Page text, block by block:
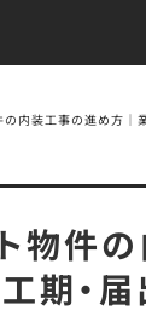
の内装工事の進め方
ト物
工期・